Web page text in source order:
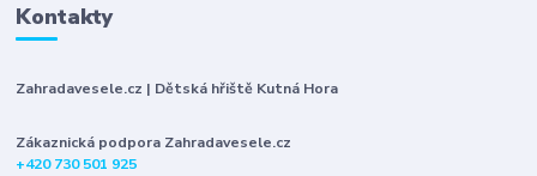
Kontakty
Zahradavesele.cz | Dětská hřiště Kutná Hora
Zákaznická podpora Zahradavesele.cz
+420 730 501 925